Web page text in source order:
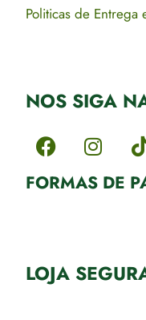
Politicas de Entrega
NOS SIGA
FORMAS DE
LOJA